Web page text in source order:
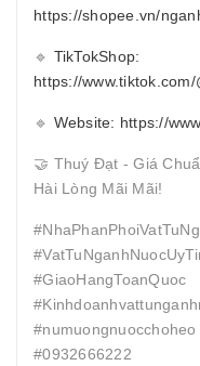
https://shopee.vn/
🔹 TikTokShop:
https://
🔹 Website: https://
🤝 Thuý Đạt - Giá
Hài Lòng Mãi Mãi!
#GiaoHangToanQuoc
#0932666222